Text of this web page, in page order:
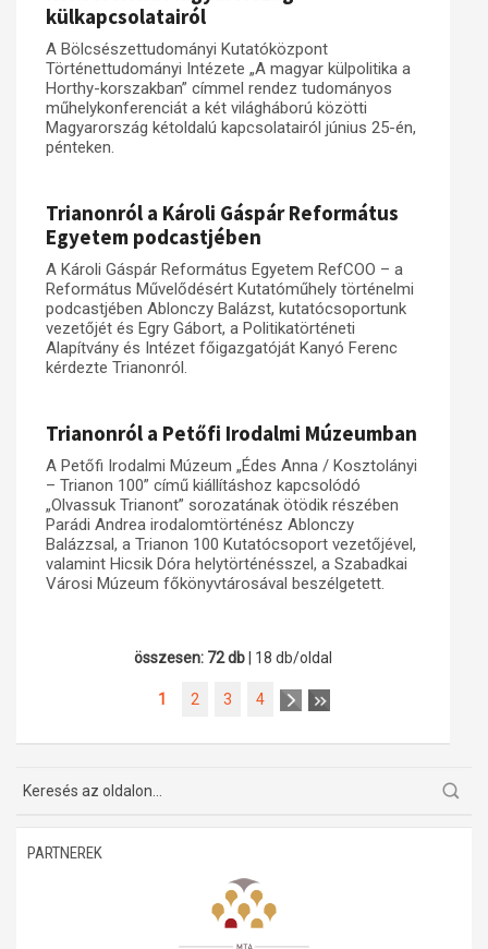
külkapcsolatairól
A Bölcsészettudományi Kutatóközpont
Történettudományi Intézete „A magyar külpolitika a
Horthy-korszakban” címmel rendez tudományos
műhelykonferenciát a két világháború közötti
Magyarország kétoldalú kapcsolatairól június 25-én,
pénteken.
Trianonról a Károli Gáspár Református
Egyetem podcastjében
A Károli Gáspár Református Egyetem RefCOO – a
Református Művelődésért Kutatóműhely történelmi
podcastjében Ablonczy Balázst, kutatócsoportunk
vezetőjét és Egry Gábort, a Politikatörténeti
Alapítvány és Intézet főigazgatóját Kanyó Ferenc
kérdezte Trianonról.
Trianonról a Petőfi Irodalmi Múzeumban
A Petőfi Irodalmi Múzeum „Édes Anna / Kosztolányi
– Trianon 100” című kiállításhoz kapcsolódó
„Olvassuk Trianont” sorozatának ötödik részében
Parádi Andrea irodalomtörténész Ablonczy
Balázzsal, a Trianon 100 Kutatócsoport vezetőjével,
valamint Hicsik Dóra helytörténésszel, a Szabadkai
Városi Múzeum főkönyvtárosával beszélgetett.
összesen: 72 db | 18 db/oldal
1 2 3 4
PARTNEREK